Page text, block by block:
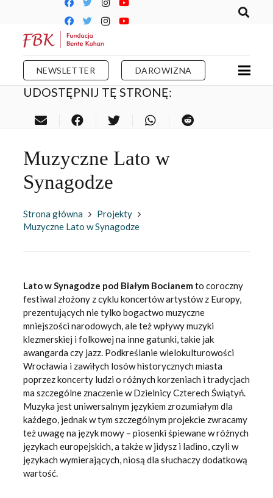
NEWSLETTER DAROWIZNA
UDOSTĘPNIJ TĘ STRONĘ:
Muzyczne Lato w
Synagodze
Strona główna
Projekty
Muzyczne Lato w Synagodze
Lato w Synagodze pod Białym Bocianem to coroczny
festiwal złożony z cyklu koncertów artystów z Europy,
prezentujących nie tylko bogactwo muzyczne
mniejszości narodowych, ale też wpływy muzyki
klezmerskiej i folkowej na inne gatunki, takie jak
awangarda czy jazz. Podkreślanie wielokulturowości
Wrocławia i zawiłych losów historycznych miasta
poprzez koncerty ludzi o różnych korzeniach i tradycjach
ma szczególne znaczenie w Dzielnicy Czterech Świątyń.
Muzyka jest uniwersalnym językiem zrozumiałym dla
każdego, jednak w tym szczególnym projekcie zwracamy
też uwagę na język mowy – piosenki śpiewane w różnych
językach europejskich, a także w jidysz i ladino, czyli w
językach wymierających, niosą dla słuchaczy dodatkową
wartość.